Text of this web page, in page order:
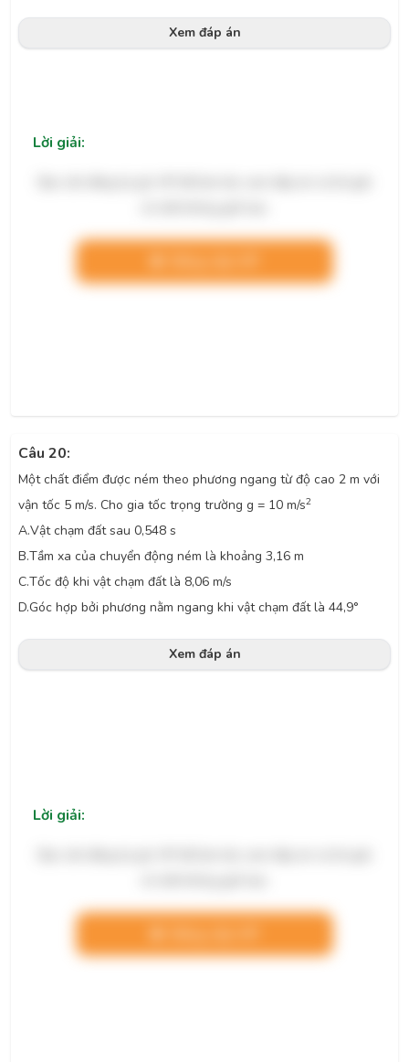
Xem đáp án
Lời giải:
Câu 20:
Một chất điểm được ném theo phương ngang từ độ cao 2 m với
vận tốc 5 m/s. Cho gia tốc trọng trường g = 10 m/s2
A.Vật chạm đất sau 0,548 s
B.Tầm xa của chuyển động ném là khoảng 3,16 m
C.Tốc độ khi vật chạm đất là 8,06 m/s
D.Góc hợp bởi phương nằm ngang khi vật chạm đất là 44,9°
Xem đáp án
Lời giải: